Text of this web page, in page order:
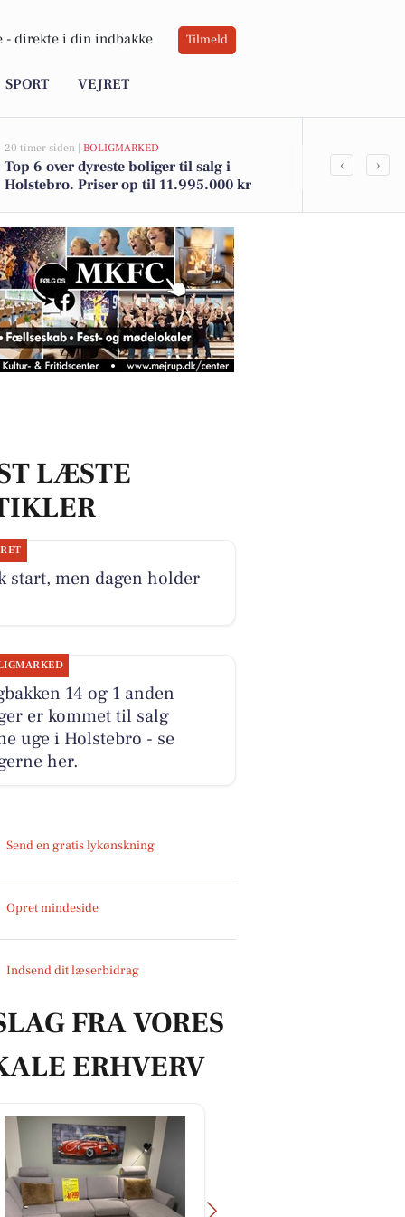
- direkte i din indbakke Tilmeld
SPORT VEJRET
20 timer siden | BOLIGMARKED
Top 6 over dyreste boliger til salg i
Holstebro. Priser op til 11.995.000 kr
Bliv
‹ ›
LÆSTE
start, men dagen holder
14 og 1 anden
er kommet til salg
uge i Holstebro - se
her.
Send en gratis lykønskning
Opret mindeside
Indsend dit læserbidrag
FRA VORES
ERHVERV